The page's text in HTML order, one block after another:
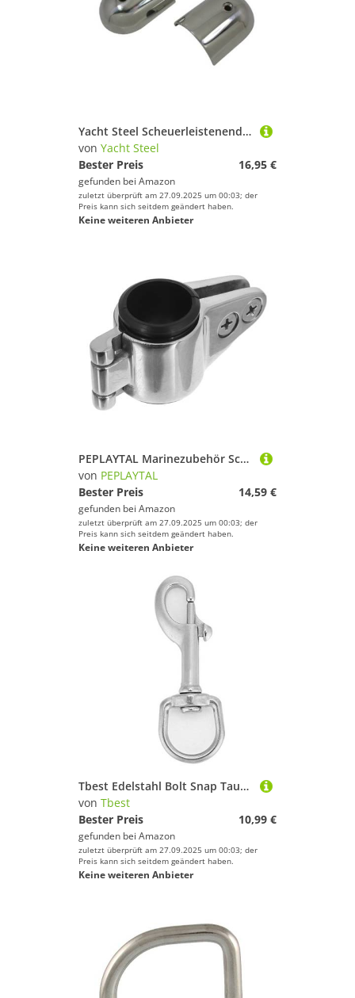
Yacht Steel Scheuerleistenendstücke, Edelstahl V4A AISI 316, 60x45mm, 19mm
von Yacht Steel
Bester Preis
16,95 €
gefunden bei Amazon
zuletzt überprüft am 27.09.2025 um 00:03; der
Preis kann sich seitdem geändert haben.
Keine weiteren Anbieter
PEPLAYTAL Marinezubehör Schienenschieberbeschlag Edelstahl Bootszubehör Deckbeschläge Marine Yachtschienenbeschlag Marineteile Marine Kieferschieber Bimini Überdachungsbeschlag Yachtteile
von PEPLAYTAL
Bester Preis
14,59 €
gefunden bei Amazon
zuletzt überprüft am 27.09.2025 um 00:03; der
Preis kann sich seitdem geändert haben.
Keine weiteren Anbieter
Tbest Edelstahl Bolt Snap Tauchen Haken, Edelstahl Doppelseitige Bolzen Karabinerhaken Wirbelauge Karabiner Haken Kit Scuba Diving Zubehör (90mm-Weiß)
von Tbest
Bester Preis
10,99 €
gefunden bei Amazon
zuletzt überprüft am 27.09.2025 um 00:03; der
Preis kann sich seitdem geändert haben.
Keine weiteren Anbieter